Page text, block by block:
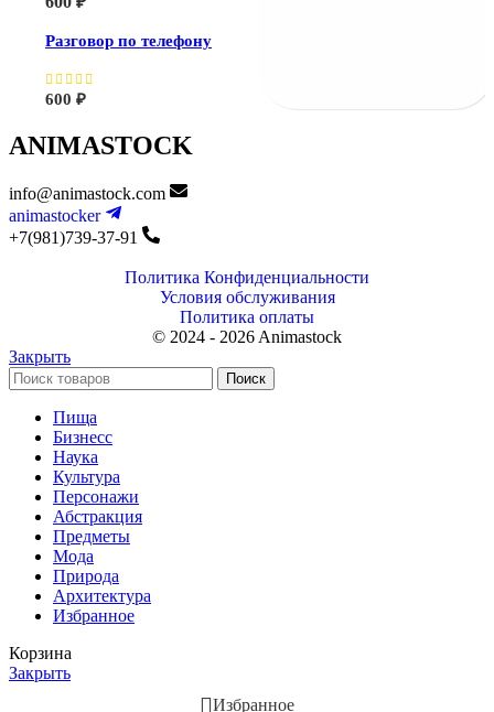
Разговор по телефону
600 ₽
ANIMASTOCK
info@animastock.com
animastocker
+7(981)739-37-91
Политика Конфиденциальности
Условия обслуживания
Политика оплаты
© 2024 - 2026 Animastock
Закрыть
Поиск
Пища
Бизнесс
Наука
Культура
Персонажи
Абстракция
Предметы
Мода
Природа
Архитектура
Избранное
Корзина
Закрыть
Избранное